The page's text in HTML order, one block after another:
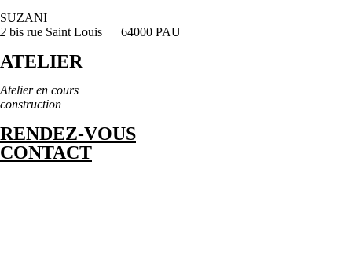
SUZANI
2 bis rue Saint Louis 64000 PAU
ATELIER
Atelier en cours
construction
RENDEZ-VOUS
CONTACT